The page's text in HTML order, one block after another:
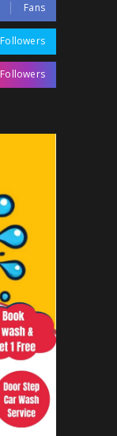
Fans
Followers
Followers